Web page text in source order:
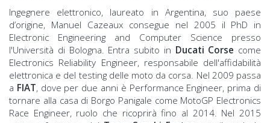
Ingegnere elettronico, laureato in Argentina, suo paese
d’origine, Manuel Cazeaux consegue nel 2005 il PhD in
Electronic Engineering and Computer Science presso
l'Università di Bologna. Entra subito in Ducati Corse come
Electronics Reliability Engineer, responsabile dell'affidabilità
elettronica e del testing delle moto da corsa. Nel 2009 passa
a FIAT, dove per due anni è Performance Engineer, prima di
tornare alla casa di Borgo Panigale come MotoGP Electronics
Race Engineer, ruolo che ricoprirà fino al 2014. Nel 2015